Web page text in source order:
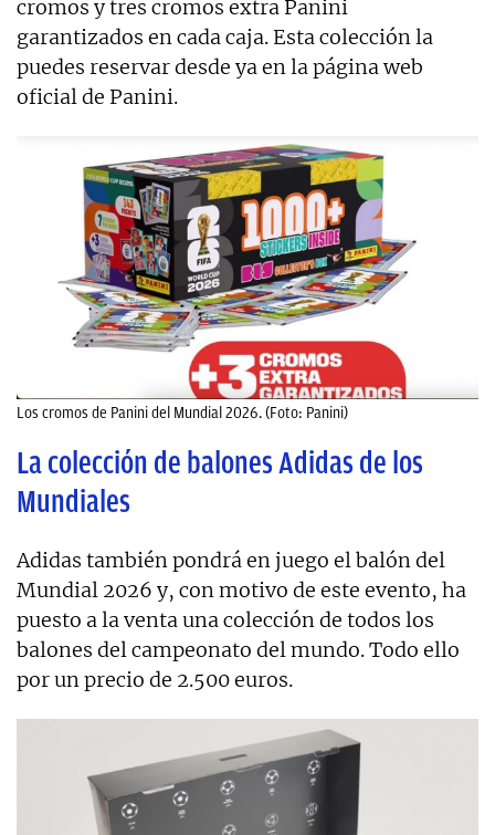
cromos y tres cromos extra Panini
garantizados en cada caja. Esta colección la
puedes reservar desde ya en la página web
oficial de Panini.
Los cromos de Panini del Mundial 2026. (Foto: Panini)
La colección de balones Adidas de los
Mundiales
Adidas también pondrá en juego el balón del
Mundial 2026 y, con motivo de este evento, ha
puesto a la venta una colección de todos los
balones del campeonato del mundo. Todo ello
por un precio de 2.500 euros.